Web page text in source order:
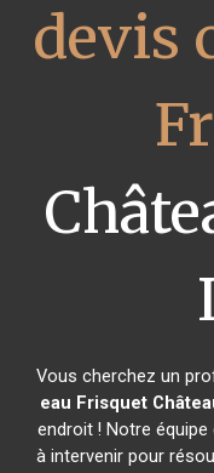
devis
Vous cherchez un
eau Frisquet
endroit ! Notre
à intervenir pour